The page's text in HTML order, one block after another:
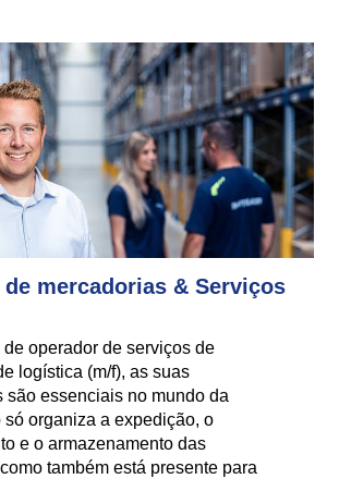
mercadorias & Serviços
operador de serviços de
logística (m/f), as suas
são essenciais no mundo da
só organiza a expedição, o
e o armazenamento das
também está presente para